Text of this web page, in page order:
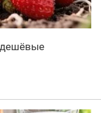
дешёвые